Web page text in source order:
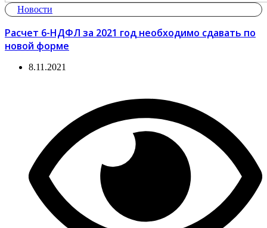
Новости
Расчет 6-НДФЛ за 2021 год необходимо сдавать по
новой форме
8.11.2021